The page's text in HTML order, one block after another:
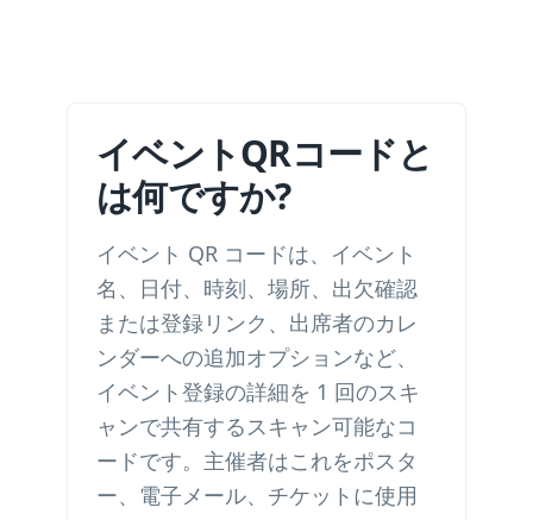
イベントQRコードと
は何ですか?
イベント QR コードは、イベント
名、日付、時刻、場所、出欠確認
または登録リンク、出席者のカレ
ンダーへの追加オプションなど、
イベント登録の詳細を 1 回のスキ
ャンで共有するスキャン可能なコ
ードです。主催者はこれをポスタ
ー、電子メール、チケットに使用